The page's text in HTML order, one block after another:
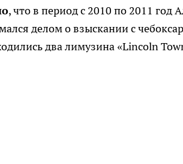
, что в период с 2010 по 2011 год
делом о взыскании с
два лимузина «Lincoln